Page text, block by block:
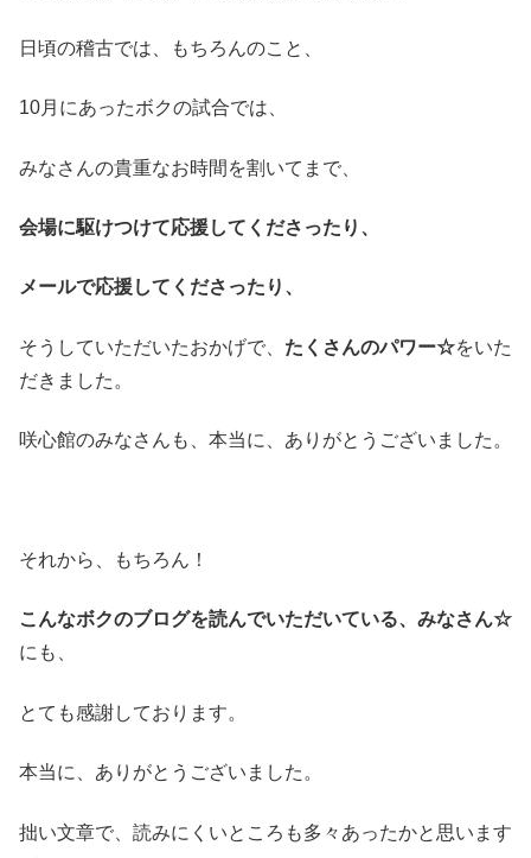
日頃の稽古では、もちろんのこと、
10月にあったボクの試合では、
みなさんの貴重なお時間を割いてまで、
会場に駆けつけて応援してくださったり、
メールで応援してくださったり、
そうしていただいたおかげで、 たくさんのパワー☆をいた
だきました。
咲心館のみなさんも、本当に、ありがとうございました。
それから、もちろん！
こんなボクのブログを読んでいただいている、みなさん☆
にも、
とても感謝しております。
本当に、ありがとうございました。
拙い文章で、読みにくいところも多々あったかと思います